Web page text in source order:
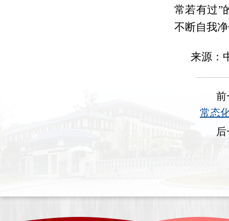
常若有过”
不断自我
来源：
前
常态